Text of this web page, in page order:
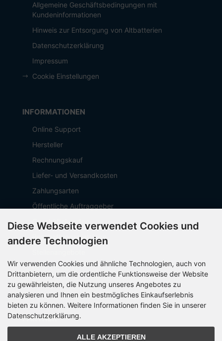
Allgemeine Geschäftsbedingungen mit
Kundeninformationen
Hinweis zur Entsorgung von Altbatterien
Datenschutzerklärung
Impressum
Cookie Einstellungen
INFORMATIONEN
Online Support
Hersteller
Rechnungskauf
Liefer- und Versandkosten
Zahlungsarten
Öffentliche Auftraggeber
Geschäftskunden
Beschaffungsplattform
Über OCTO IT
Sitemap
PARTNER
Diese Webseite verwendet Cookies und
andere Technologien
Wir verwenden Cookies und ähnliche Technologien, auch von
Drittanbietern, um die ordentliche Funktionsweise der Website
zu gewährleisten, die Nutzung unseres Angebotes zu
analysieren und Ihnen ein bestmögliches Einkaufserlebnis
bieten zu können. Weitere Informationen finden Sie in unserer
Datenschutzerklärung.
ALLE AKZEPTIEREN